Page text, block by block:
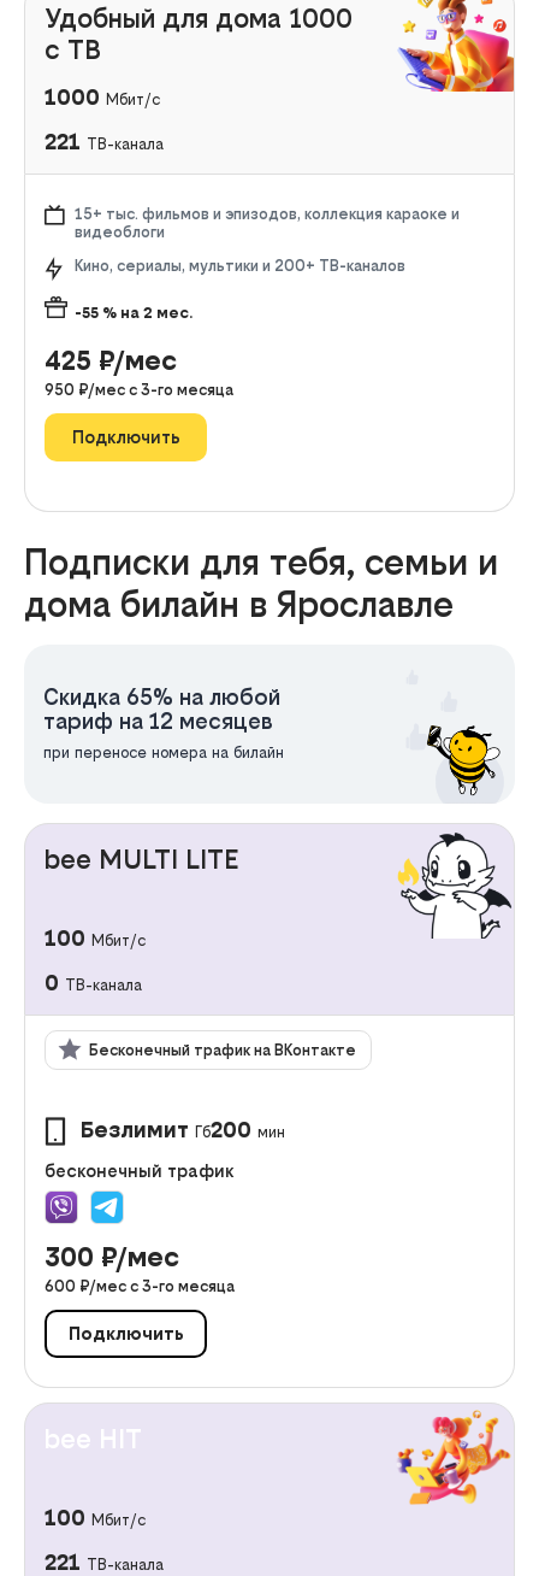
Удобный для дома 1000
с ТВ
1000 Мбит/с
221 ТВ-канала
15+ тыс. фильмов и эпизодов, коллекция караоке и
видеоблоги
Кино, сериалы, мультики и 200+ ТВ-каналов
-55 % на 2 мес.
425 ₽/мес
950 ₽/мес с 3-го месяца
Подключить
Подписки для тебя, семьи и
дома билайн в Ярославле
Скидка 65% на любой
тариф на 12 месяцев
при переносе номера на билайн
bee MULTI LITE
100 Мбит/с
0 ТВ-канала
Бесконечный трафик на ВКонтакте
Безлимит Гб200 мин
бесконечный трафик
300 ₽/мес
600 ₽/мес с 3-го месяца
Подключить
bee HIT
100 Мбит/с
221 ТВ-канала